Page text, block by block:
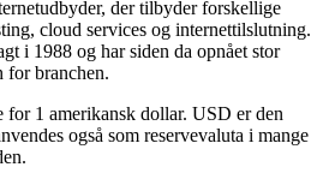
der tilbyder forskellige
cloud services og internettilslutning.
i 1988 og har siden da opnået stor
for branchen.
for 1 amerikansk dollar. USD er den
også som reservevaluta i mange